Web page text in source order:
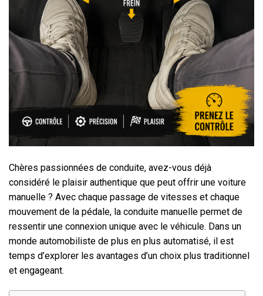
Chères passionnées de conduite, avez-vous déjà
considéré le plaisir authentique que peut offrir une voiture
manuelle ? Avec chaque passage de vitesses et chaque
mouvement de la pédale, la conduite manuelle permet de
ressentir une connexion unique avec le véhicule. Dans un
monde automobiliste de plus en plus automatisé, il est
temps d’explorer les avantages d’un choix plus traditionnel
et engageant.